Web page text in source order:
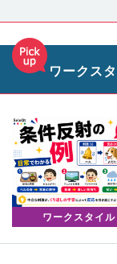
ワークス
ワークスタイル